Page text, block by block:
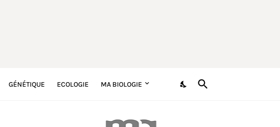
GÉNÉTIQUE ECOLOGIE MA BIOLOGIE